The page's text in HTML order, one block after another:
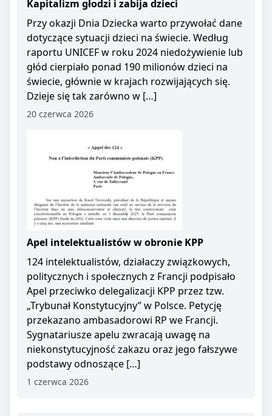
Kapitalizm głodzi i zabija dzieci
Przy okazji Dnia Dziecka warto przywołać dane
dotyczące sytuacji dzieci na świecie. Według
raportu UNICEF w roku 2024 niedożywienie lub
głód cierpiało ponad 190 milionów dzieci na
świecie, głównie w krajach rozwijających się.
Dzieje się tak zarówno w […]
20 czerwca 2026
Apel intelektualistów w obronie KPP
124 intelektualistów, działaczy związkowych,
politycznych i społecznych z Francji podpisało
Apel przeciwko delegalizacji KPP przez tzw.
„Trybunał Konstytucyjny” w Polsce. Petycję
przekazano ambasadorowi RP we Francji.
Sygnatariusze apelu zwracają uwagę na
niekonstytucyjność zakazu oraz jego fałszywe
podstawy odnoszące […]
1 czerwca 2026